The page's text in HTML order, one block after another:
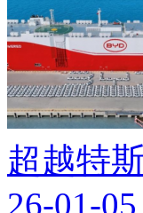
超越特
26-01-05